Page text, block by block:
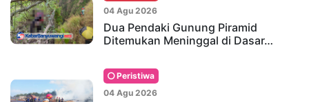
04 Agu 2026
Dua Pendaki Gunung Piramid
Ditemukan Meninggal di Dasar…
Peristiwa
04 Agu 2026